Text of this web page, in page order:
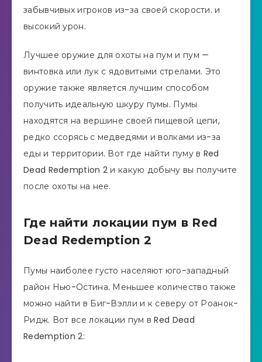
забывчивых игроков из-за своей скорости. и
высокий урон.
Лучшее оружие для охоты на пум и пум —
винтовка или лук с ядовитыми стрелами. Это
оружие также является лучшим способом
получить идеальную шкуру пумы. Пумы
находятся на вершине своей пищевой цепи,
редко ссорясь с медведями и волками из-за
еды и территории. Вот где найти пуму в Red
Dead Redemption 2 и какую добычу вы получите
после охоты на нее.
Где найти локации пум в Red
Dead Redemption 2
Пумы наиболее густо населяют юго-западный
район Нью-Остина. Меньшее количество также
можно найти в Биг-Вэлли и к северу от Роанок-
Ридж. Вот все локации пум в Red Dead
Redemption 2: